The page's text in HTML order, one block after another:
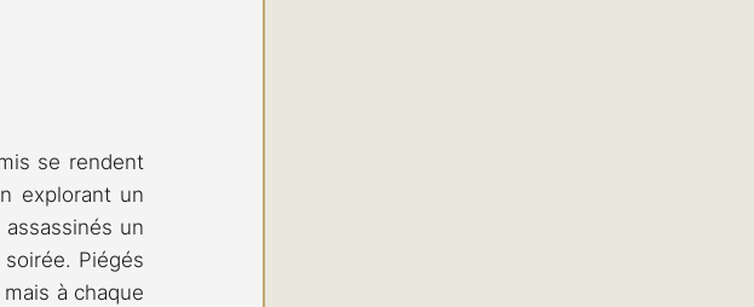
se rendent
explorant un
un
Piégés
à chaque